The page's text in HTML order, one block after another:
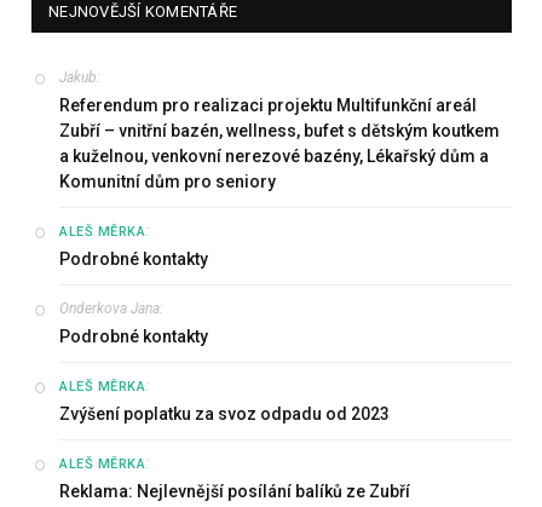
NEJNOVĚJŠÍ KOMENTÁŘE
Jakub:
Referendum pro realizaci projektu Multifunkční areál
Zubří – vnitřní bazén, wellness, bufet s dětským koutkem
a kuželnou, venkovní nerezové bazény, Lékařský dům a
Komunitní dům pro seniory
ALEŠ MĚRKA:
Podrobné kontakty
Onderkova Jana:
Podrobné kontakty
ALEŠ MĚRKA:
Zvýšení poplatku za svoz odpadu od 2023
ALEŠ MĚRKA:
Reklama: Nejlevnější posílání balíků ze Zubří